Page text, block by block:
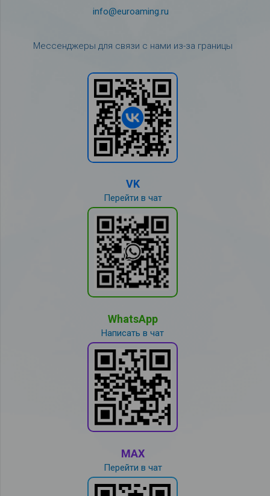
info@euroaming.ru
Мессенджеры для связи с нами из-за границы
VK
Перейти в чат
WhatsApp
Написать в чат
MAX
Перейти в чат